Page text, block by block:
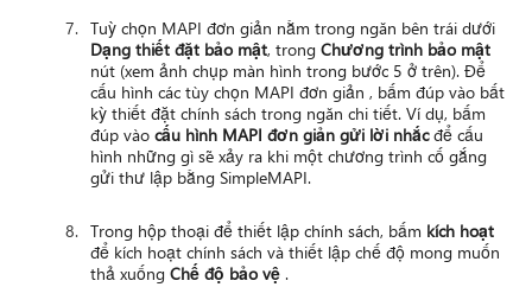
Tuỳ chọn MAPI đơn giản nằm trong ngăn bên trái dưới
Dạng thiết đặt bảo mật, trongChương trình bảo mật
nút (xem ảnh chụp màn hình trong bước 5 ở trên). Để
cấu hình các tùy chọn MAPI đơn giản , bấm đúp vào bất
kỳ thiết đặt chính sách trong ngăn chi tiết. Ví dụ, bấm
đúp vàocấu hình MAPI đơn giản gửi lời nhắcđể cấu
hình những gì sẽ xảy ra khi một chương trình cố gắng
gửi thư lập bằng SimpleMAPI.
Trong hộp thoại để thiết lập chính sách, bấm kích hoạt
để kích hoạt chính sách và thiết lập chế độ mong muốn
thả xuốngChế độ bảo vệ .